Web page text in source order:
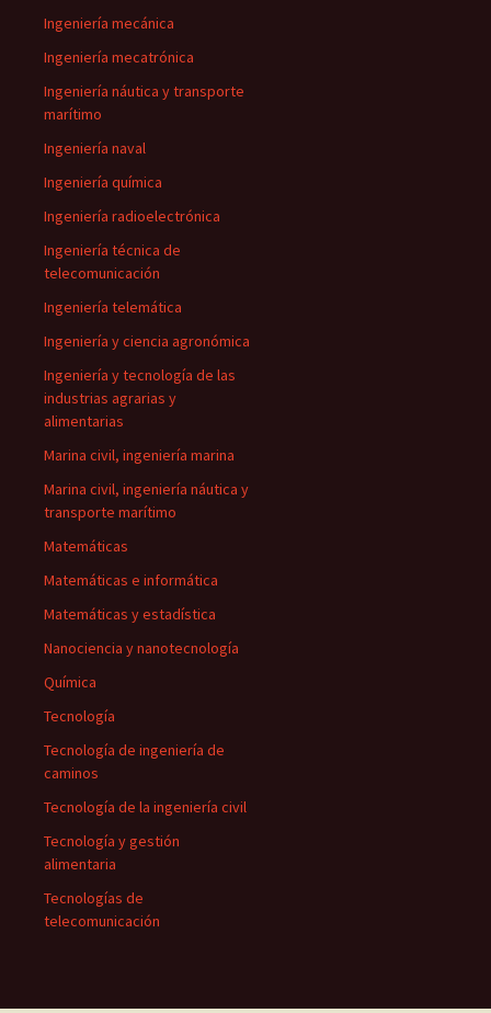
Ingeniería mecánica
Ingeniería mecatrónica
Ingeniería náutica y transporte
marítimo
Ingeniería naval
Ingeniería química
Ingeniería radioelectrónica
Ingeniería técnica de
telecomunicación
Ingeniería telemática
Ingeniería y ciencia agronómica
Ingeniería y tecnología de las
industrias agrarias y
alimentarias
Marina civil, ingeniería marina
Marina civil, ingeniería náutica y
transporte marítimo
Matemáticas
Matemáticas e informática
Matemáticas y estadística
Nanociencia y nanotecnología
Química
Tecnología
Tecnología de ingeniería de
caminos
Tecnología de la ingeniería civil
Tecnología y gestión
alimentaria
Tecnologías de
telecomunicación